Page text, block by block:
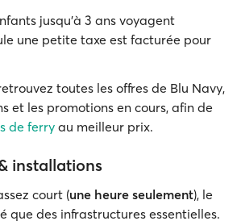
jusqu’à 3 ans voyagent
une petite taxe est facturée pour
toutes les offres de Blu Navy,
et les promotions en cours, afin de
de ferry au meilleur prix.
installations
court (une heure seulement), le
que des infrastructures essentielles.